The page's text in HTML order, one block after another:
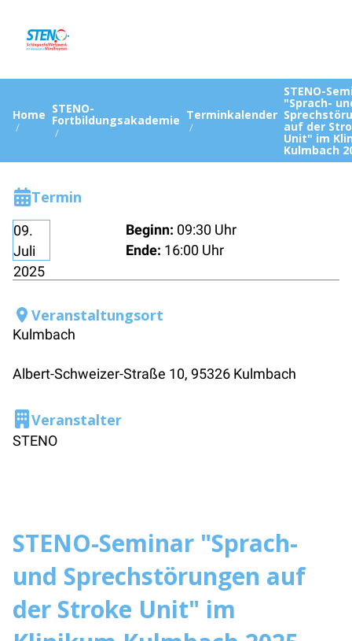
Home STENO-
Fortbildungsakademie Terminkalender
STENO-
"Sprach-
auf der
Unit" im
Kulmbach
STENO-Seminar "Sprach-
und Sprechstörungen auf
der Stroke Unit" im
Termin
09.
Juli
2025
Beginn: 09:30 Uhr
Ende: 16:00 Uhr
Veranstaltungsort
Kulmbach
Albert-Schweizer-Straße 10, 95326 Kulmbach
Veranstalter
STENO